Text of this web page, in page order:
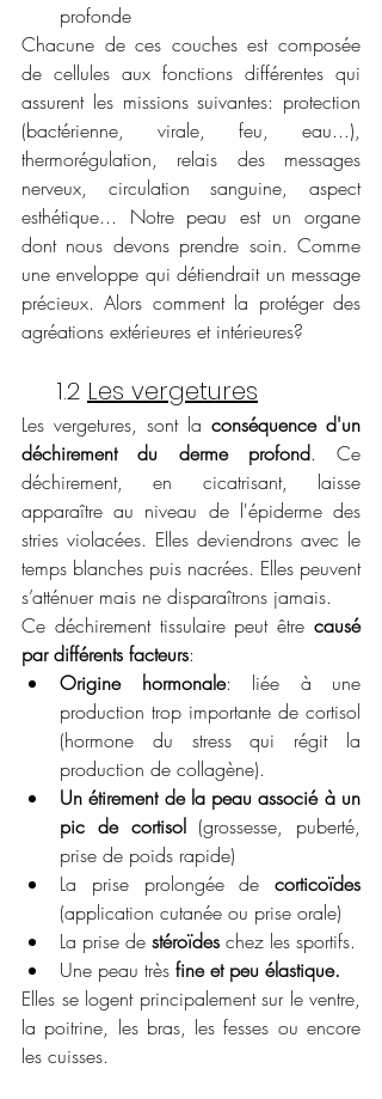
profonde
Chacune de ces couches est composée
de cellules aux fonctions différentes qui
assurent les missions suivantes: protection
(bactérienne, virale, feu, eau...),
thermorégulation, relais des messages
nerveux, circulation sanguine, aspect
esthétique... Notre peau est un organe
dont nous devons prendre soin. Comme
une enveloppe qui détiendrait un message
précieux. Alors comment la protéger des
agréations extérieures et intérieures?
     1.2
Les vergetures
Les vergetures, sont la conséquence d'un
déchirement du derme profond. Ce
déchirement, en cicatrisant, laisse
apparaître au niveau de l'épiderme des
stries violacées. Elles deviendrons avec le
temps blanches puis nacrées. Elles peuvent
s’atténuer mais ne disparaîtrons jamais.
Ce déchirement tissulaire peut être causé
par différents facteurs:
Origine hormonale: liée à une
production trop importante de cortisol
(hormone du stress qui régit la
production de collagène).
Un étirement de la peau associé à un
pic de cortisol (grossesse, puberté,
prise de poids rapide)
La prise prolongée de corticoïdes
(application cutanée ou prise orale)
La prise de stéroïdes chez les sportifs.
Une peau très fine et peu élastique.
Elles se logent principalement sur le ventre,
la poitrine, les bras, les fesses ou encore
les cuisses.